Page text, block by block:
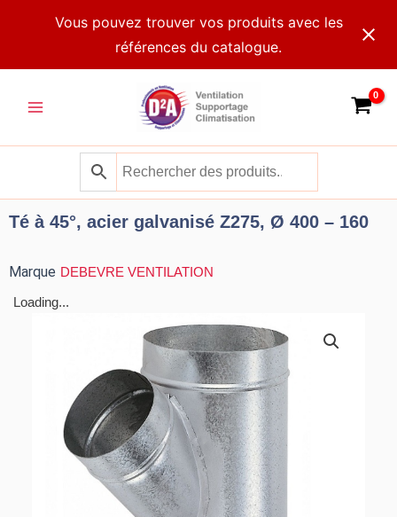
Vous pouvez trouver vos produits avec les
références du catalogue.
Menu
Té à 45°, acier galvanisé Z275, Ø 400 – 160
Marque DEBEVRE VENTILATION
Loading...